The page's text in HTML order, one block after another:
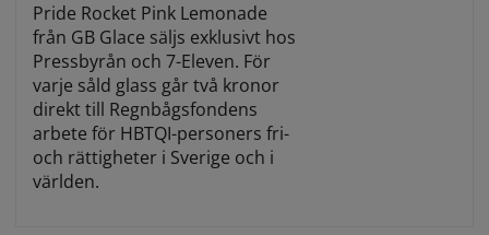
Pride Rocket Pink Lemonade
från GB Glace säljs exklusivt hos
Pressbyrån och 7-Eleven. För
varje såld glass går två kronor
direkt till Regnbågsfondens
arbete för HBTQI-personers fri-
och rättigheter i Sverige och i
världen.